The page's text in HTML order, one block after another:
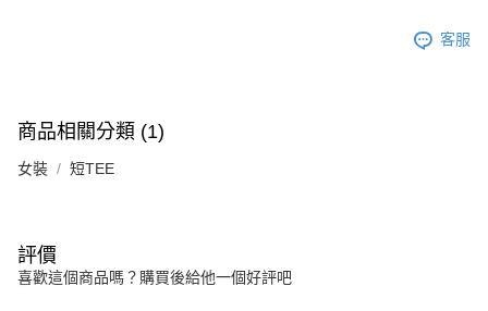
客服
商品相關分類 (1)
女裝 短TEE
評價
喜歡這個商品嗎？購買後給他一個好評吧